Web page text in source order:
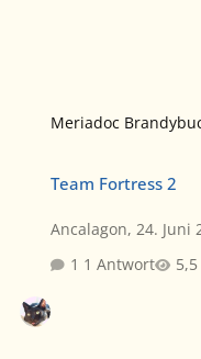
Meriadoc
Team Fortress 2
Ancalagon,24. Juni
1 Antwort